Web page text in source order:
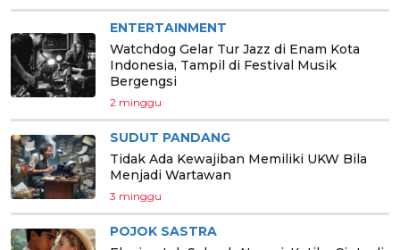
ENTERTAINMENT
Watchdog Gelar Tur Jazz di Enam Kota
Indonesia, Tampil di Festival Musik
Bergengsi
2 minggu
SUDUT PANDANG
Tidak Ada Kewajiban Memiliki UKW Bila
Menjadi Wartawan
3 minggu
POJOK SASTRA